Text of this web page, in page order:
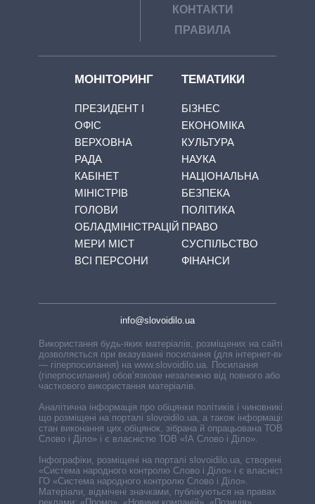
КОНТАКТИ
ПРАВИЛА
МОНІТОРИНГ
ПРЕЗИДЕНТ І
ОФІС
ВЕРХОВНА
РАДА
КАБІНЕТ
МІНІСТРІВ
ГОЛОВИ
ОБЛАДМІНІСТРАЦІЙ
МЕРИ МІСТ
ВСІ ПЕРСОНИ
ТЕМАТИКИ
БІЗНЕС
ЕКОНОМІКА
КУЛЬТУРА
НАУКА
НАЦІОНАЛЬНА
БЕЗПЕКА
ПОЛІТИКА
ПРАВО
СУСПІЛЬСТВО
ФІНАНСИ
info@slovoidilo.ua
Використання будь-яких матеріалів, розміщених на сайті,
дозволяється при вказуванні посилання (для інтернет-видань
— гіперпосилання) на www.slovoidilo.ua. Посилання
(гіперпосилання) обов’язкове незалежно від повного або
часткового використання матеріалів.
Аналітична інформація про обіцянки політиків і чиновників,
що розміщені на порталі slovoidilo.ua, а також інформація про
стан виконання цих обіцянок, зібрана й опрацьована ТОВ «ІА
Слово і Діло» і є власністю ТОВ «ІА Слово і Діло».
Інфографіки, розміщені на порталі slovoidilo.ua, створені ГО
«Система народного контролю Слово і Діло» і є власністю
ГО «Система народного контролю Слово і Діло».
Матеріали, відмічені значками, публікуються на правах